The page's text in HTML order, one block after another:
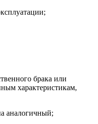
брака или
характеристикам,
аналогичный;